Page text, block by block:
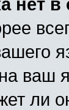
нет в
ваш
ли